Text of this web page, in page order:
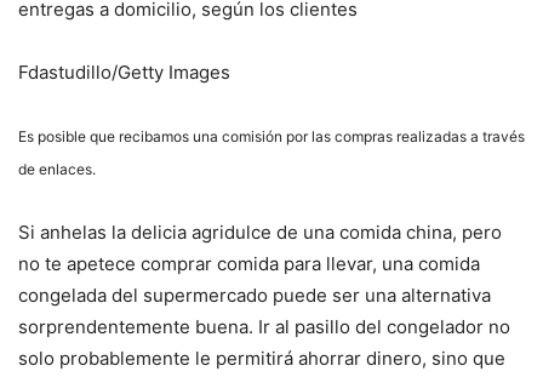
Fdastudillo/Getty Images
Es posible que recibamos una comisión por las compras realizadas a través
de enlaces.
Si anhelas la delicia agridulce de una comida china, pero
no te apetece comprar comida para llevar, una comida
congelada del supermercado puede ser una alternativa
sorprendentemente buena. Ir al pasillo del congelador no
solo probablemente le permitirá ahorrar dinero, sino que